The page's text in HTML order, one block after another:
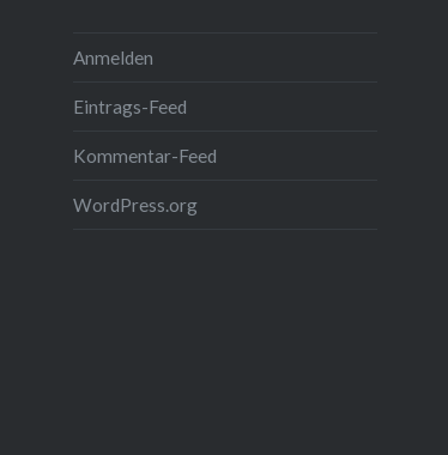
Anmelden
Eintrags-Feed
Kommentar-Feed
WordPress.org